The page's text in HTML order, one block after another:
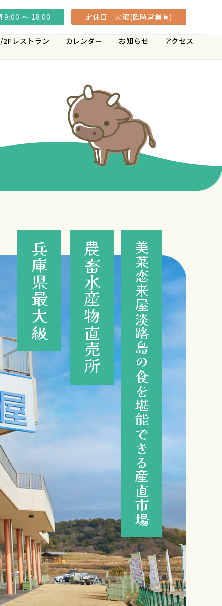
9:00 ～ 18:00 定休日：火曜(臨時営業有)
2Fレストラン カレンダー お知らせ アクセス
兵庫県最大級 農畜水産物直売所 美菜恋来屋淡路島の食を堪能できる産直市場